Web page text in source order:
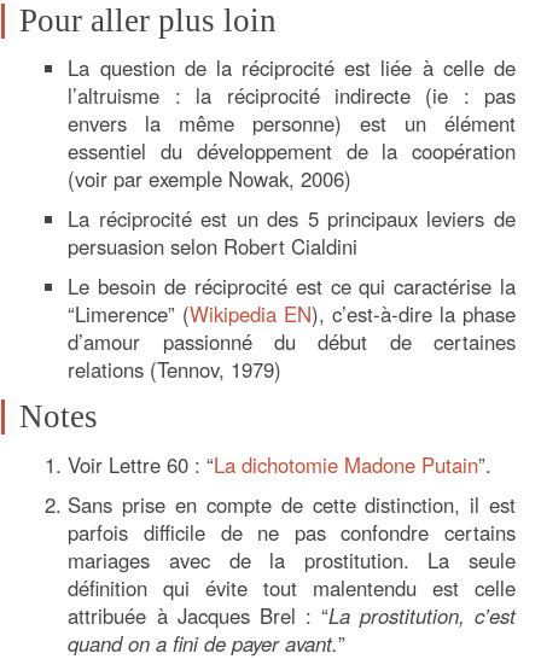
Pour aller plus loin
La question de la réciprocité est liée à celle de
l’altruisme : la réciprocité indirecte (ie : pas
envers la même personne) est un élément
essentiel du développement de la coopération
(voir par exemple Nowak, 2006)
La réciprocité est un des 5 principaux leviers de
persuasion selon Robert Cialdini
Le besoin de réciprocité est ce qui caractérise la
“Limerence” (Wikipedia EN), c’est-à-dire la phase
d’amour passionné du début de certaines
relations (Tennov, 1979)
Notes
Voir Lettre 60 : “La dichotomie Madone Putain”.
Sans prise en compte de cette distinction, il est
parfois difficile de ne pas confondre certains
mariages avec de la prostitution. La seule
définition qui évite tout malentendu est celle
attribuée à Jacques Brel : “La prostitution, c’est
quand on a fini de payer avant.”